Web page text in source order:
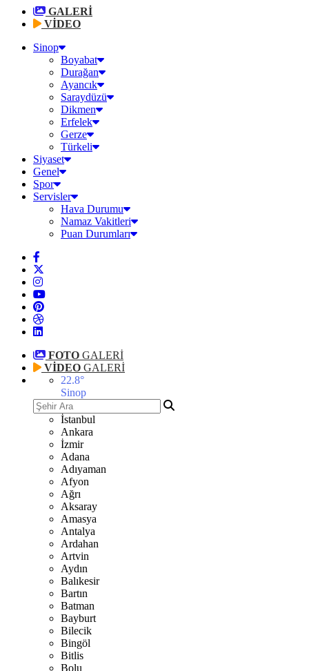
GALERİ
VİDEO
Sinop
Boyabat
Durağan
Ayancık
Saraydüzü
Dikmen
Erfelek
Gerze
Türkeli
Siyaset
Genel
Spor
Servisler
Hava Durumu
Namaz Vakitleri
Puan Durumları
FOTO GALERİ
VİDEO GALERİ
22.8°
Sinop
İstanbul
Ankara
İzmir
Adana
Adıyaman
Afyon
Ağrı
Aksaray
Amasya
Antalya
Ardahan
Artvin
Aydın
Balıkesir
Bartın
Batman
Bayburt
Bilecik
Bingöl
Bitlis
Bolu